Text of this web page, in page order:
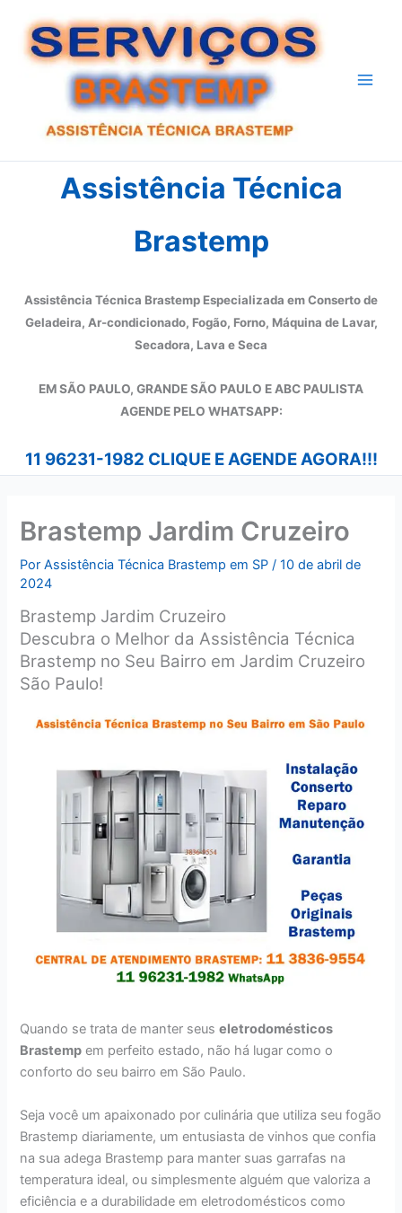
para
Assistência Técnica
Brastemp
Assistência Técnica Brastemp Especializada em Conserto de
Geladeira, Ar-condicionado, Fogão, Forno, Máquina de Lavar,
Secadora, Lava e Seca
EM SÃO PAULO, GRANDE SÃO PAULO E ABC PAULISTA
AGENDE PELO WHATSAPP:
11 96231-1982 CLIQUE E AGENDE AGORA!!!
Brastemp Jardim Cruzeiro
PorAssistência Técnica Brastemp em SP /10 de abril de
2024
Brastemp Jardim Cruzeiro
Descubra o Melhor da Assistência Técnica
Brastemp no Seu Bairro em Jardim Cruzeiro
São Paulo!
Quando se trata de manter seuseletrodomésticos
Brastemp em perfeito estado, não há lugar como o
conforto do seu bairro em São Paulo.
Seja você um apaixonado por culinária que utiliza seu fogão
Brastemp diariamente, um entusiasta de vinhos que confia
na sua adega Brastemp para manter suas garrafas na
temperatura ideal, ou simplesmente alguém que valoriza a
eficiência e a durabilidade em eletrodomésticos como